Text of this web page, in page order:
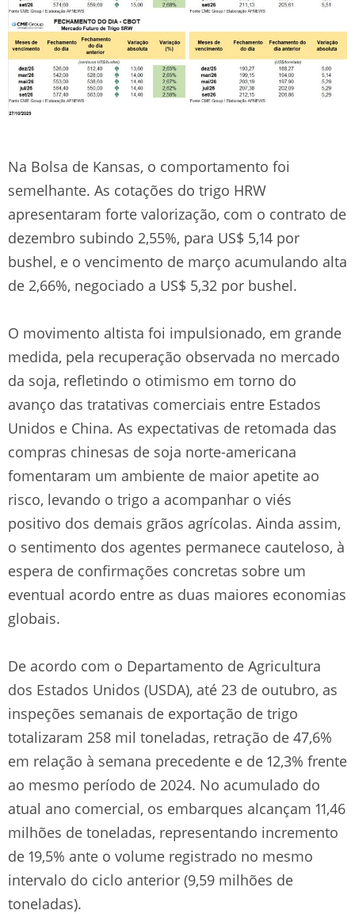
Na Bolsa de Kansas, o comportamento foi
semelhante. As cotações do trigo HRW
apresentaram forte valorização, com o contrato de
dezembro subindo 2,55%, para US$ 5,14 por
bushel, e o vencimento de março acumulando alta
de 2,66%, negociado a US$ 5,32 por bushel.
O movimento altista foi impulsionado, em grande
medida, pela recuperação observada no mercado
da soja, refletindo o otimismo em torno do
avanço das tratativas comerciais entre Estados
Unidos e China. As expectativas de retomada das
compras chinesas de soja norte-americana
fomentaram um ambiente de maior apetite ao
risco, levando o trigo a acompanhar o viés
positivo dos demais grãos agrícolas. Ainda assim,
o sentimento dos agentes permanece cauteloso, à
espera de confirmações concretas sobre um
eventual acordo entre as duas maiores economias
globais.
De acordo com o Departamento de Agricultura
dos Estados Unidos (USDA), até 23 de outubro, as
inspeções semanais de exportação de trigo
totalizaram 258 mil toneladas, retração de 47,6%
em relação à semana precedente e de 12,3% frente
ao mesmo período de 2024. No acumulado do
atual ano comercial, os embarques alcançam 11,46
milhões de toneladas, representando incremento
de 19,5% ante o volume registrado no mesmo
intervalo do ciclo anterior (9,59 milhões de
toneladas).